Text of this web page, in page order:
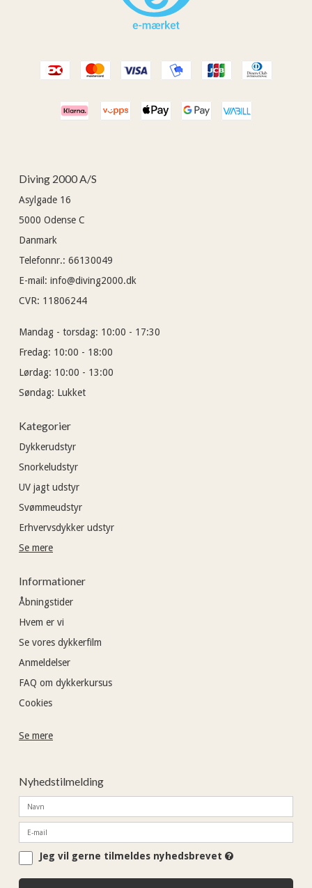
Diving 2000 A/S
Asylgade 16
5000 Odense C
Danmark
Telefonnr.: 66130049
E-mail : info@diving2000.dk
CVR: 11806244
Mandag - torsdag: 10:00 - 17:30
Fredag: 10:00 - 18:00
Lørdag: 10:00 - 13:00
Søndag: Lukket
Kategorier
Dykkerudstyr
Snorkeludstyr
UV jagt udstyr
Svømmeudstyr
Erhvervsdykker udstyr
Se mere
Informationer
Åbningstider
Hvem er vi
Se vores dykkerfilm
Anmeldelser
FAQ om dykkerkursus
Cookies
Se mere
Nyhedstilmelding
Jeg vil gerne tilmeldes nyhedsbrevet